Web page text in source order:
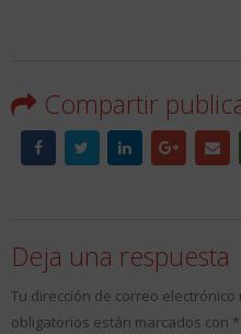
Compartir
Deja una respuesta
Tu dirección de correo
obligatorios están marcados con *